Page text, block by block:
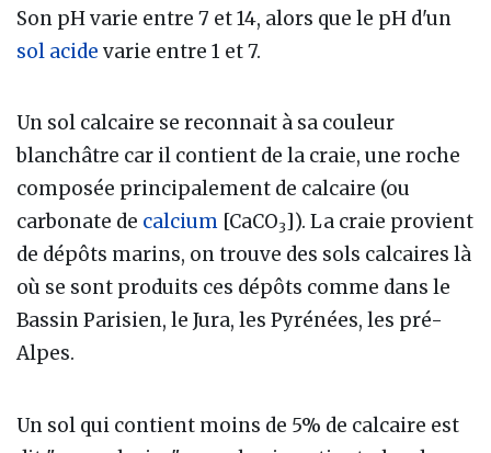
Son pH varie entre 7 et 14, alors que le pH d'un
sol acide varie entre 1 et 7.
Un sol calcaire se reconnait à sa couleur
blanchâtre car il contient de la craie, une roche
composée principalement de calcaire (ou
carbonate de calcium [CaCO3]). La craie provient
de dépôts marins, on trouve des sols calcaires là
où se sont produits ces dépôts comme dans le
Bassin Parisien, le Jura, les Pyrénées, les pré-
Alpes.
Un sol qui contient moins de 5% de calcaire est